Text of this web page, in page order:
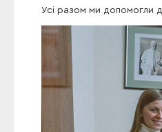
Усі разом ми допомогли